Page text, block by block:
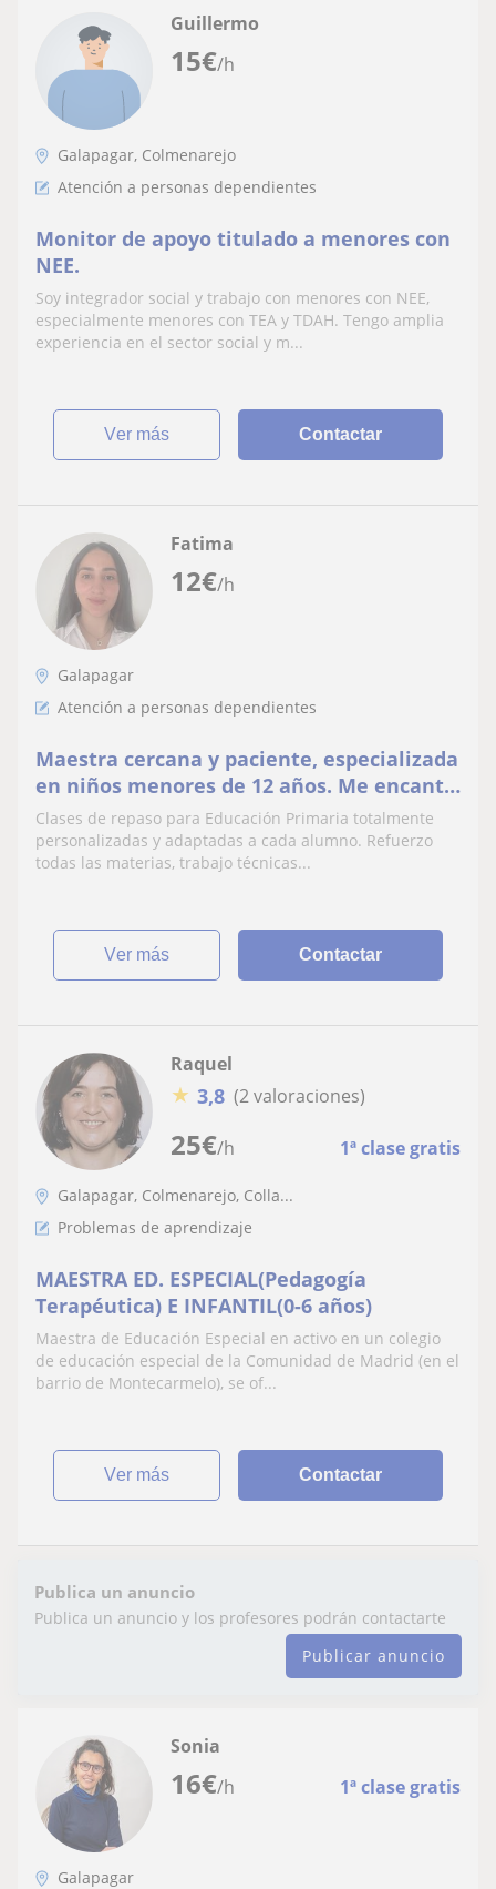
15€/h
Guillermo
Galapagar, Colmenarejo
Atención a personas dependientes
Monitor de apoyo titulado a menores con
NEE.
Soy integrador social y trabajo con menores con NEE,
especialmente menores con TEA y TDAH. Tengo amplia
experiencia en el sector social y m...
ver más Contactar
12€/h
Fatima
Galapagar
Atención a personas dependientes
Maestra cercana y paciente, especializada
en niños menores de 12 años. Me encanta
enseñar de forma divertida y adaptada a
su edad
Clases de repaso para Educación Primaria totalmente
personalizadas y adaptadas a cada alumno. Refuerzo
todas las materias, trabajo técnicas...
ver más Contactar
25€/h 1ª clase gratis
Raquel
★ 3,8 (2 valoraciones)
Galapagar, Colmenarejo, Colla...
Problemas de aprendizaje
MAESTRA ED. ESPECIAL(Pedagogía
Terapéutica) E INFANTIL(0-6 años)
Maestra de Educación Especial en activo en un colegio
de educación especial de la Comunidad de Madrid (en el
barrio de Montecarmelo), se of...
ver más Contactar
Publica un anuncio
Publica un anuncio y los profesores podrán contactarte
Publicar anuncio
16€/h 1ª clase gratis
Sonia
Galapagar